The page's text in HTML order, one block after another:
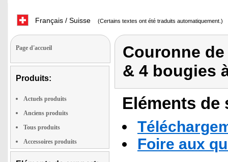
Français / Suisse (Certains textes ont été traduits automatiquement.)
Page d'accueil
Produits:
Actuels produits
Anciens produits
Tous produits
Accessoires produits
Couronne
& 4 bougies
Eléments
Foire aux